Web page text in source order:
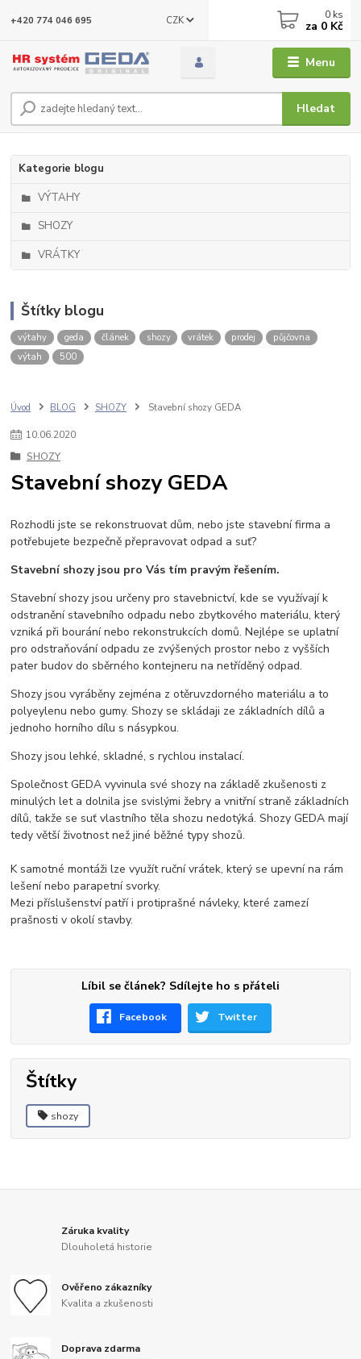
Menu
CZK
Hledat
+420 774 046 695 0 ks
za 0 Kč
Kategorie blogu
VÝTAHY
SHOZY
VRÁTKY
Štítky blogu
výtahy geda článek shozy vrátek prodej
půjčovna
výtah
500
Úvod BLOG SHOZY Stavební shozy GEDA
10.06.2020
SHOZY
Stavební shozy GEDA
Rozhodli jste se rekonstruovat dům, nebo jste stavební firma a
potřebujete bezpečně přepravovat odpad a suť?
Stavební shozy jsou pro Vás tím pravým řešením.
Stavební shozy jsou určeny pro stavebnictví, kde se využívají k
odstranění stavebního odpadu nebo zbytkového materiálu, který
vzniká při bourání nebo rekonstrukcích domů. Nejlépe se uplatní
pro odstraňování odpadu ze zvýšených prostor nebo z vyšších
pater budov do sběrného kontejneru na netříděný odpad.
Shozy jsou vyráběny zejména z otěruvzdorného materiálu a to
polyeylenu nebo gumy. Shozy se skládaji ze základních dílů a
jednoho horního dílu s násypkou.
Shozy jsou lehké, skladné, s rychlou instalací.
Společnost GEDA vyvinula své shozy na základě zkušenosti z
minulých let a dolnila jse svislými žebry a vnitřní straně základních
dílů, takže se suť vlastního těla shozu nedotýká. Shozy GEDA mají
tedy větší životnost než jiné běžné typy shozů.
K samotné montáži lze využít ruční vrátek, který se upevní na rám
lešení nebo parapetní svorky.
Mezi příslušenství patří i protiprašné návleky, které zamezí
prašnosti v okolí stavby.
Líbil se článek? Sdílejte ho s přáteli
Facebook Twitter
Štítky
shozy
Záruka kvality
Dlouholetá historie
Ověřeno zákazníky
Kvalita a zkušenosti
Doprava zdarma